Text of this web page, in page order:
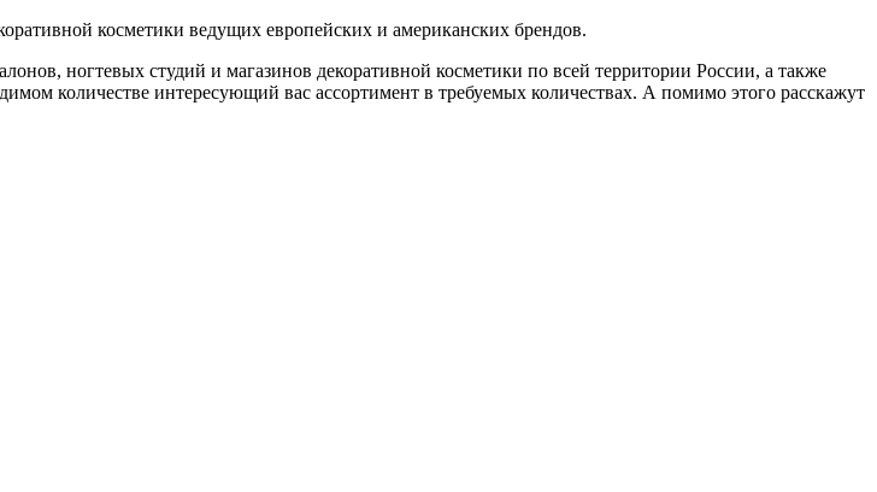
косметики ведущих европейских и американских брендов.
ногтевых студий и магазинов декоративной косметики по всей территории России, а также
количестве интересующий вас ассортимент в требуемых количествах. А помимо этого расскажут